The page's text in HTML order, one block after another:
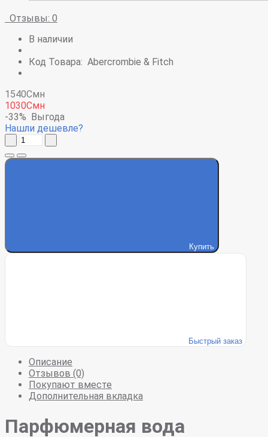
Отзывы: 0
В наличии
Код Товара: Abercrombie & Fitch
1540Смн
1030Смн
-33% Выгода
Нашли дешевле?
Купить
Быстрый заказ
Описание
Отзывов (0)
Покупают вместе
Дополнительная вкладка
Парфюмерная вода